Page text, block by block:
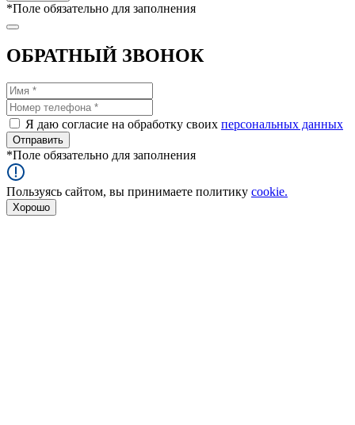
*Поле обязательно для заполнения
ОБРАТНЫЙ ЗВОНОК
Я даю согласие на обработку своих персональных данных
*Поле обязательно для заполнения
Пользуясь сайтом, вы принимаете политику cookie.
Хорошо